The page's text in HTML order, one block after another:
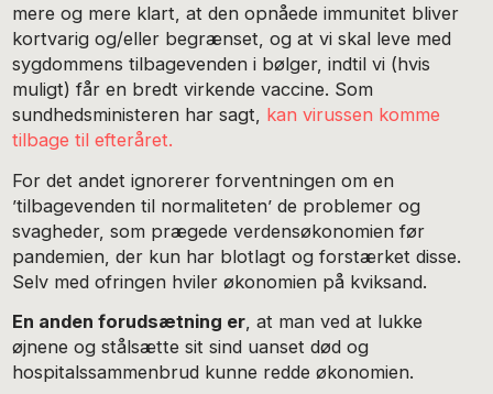
mere og mere klart, at den opnåede immunitet bliver
kortvarig og/eller begrænset, og at vi skal leve med
sygdommens tilbagevenden i bølger, indtil vi (hvis
muligt) får en bredt virkende vaccine. Som
sundhedsministeren har sagt, kan virussen komme
tilbage til efteråret.
For det andet ignorerer forventningen om en
’tilbagevenden til normaliteten’ de problemer og
svagheder, som prægede verdensøkonomien før
pandemien, der kun har blotlagt og forstærket disse.
Selv med ofringen hviler økonomien på kviksand.
En anden forudsætning er, at man ved at lukke
øjnene og stålsætte sit sind uanset død og
hospitalssammenbrud kunne redde økonomien.